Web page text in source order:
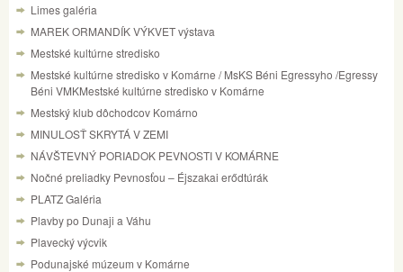
Limes galéria
MAREK ORMANDÍK VÝKVET výstava
Mestské kultúrne stredisko
Mestské kultúrne stredisko v Komárne / MsKS Béni Egressyho /Egressy
Béni VMKMestské kultúrne stredisko v Komárne
Mestský klub dôchodcov Komárno
MINULOSŤ SKRYTÁ V ZEMI
NÁVŠTEVNÝ PORIADOK PEVNOSTI V KOMÁRNE
Nočné preliadky Pevnosťou – Éjszakai erődtúrák
PLATZ Galéria
Plavby po Dunaji a Váhu
Plavecký výcvik
Podunajské múzeum v Komárne